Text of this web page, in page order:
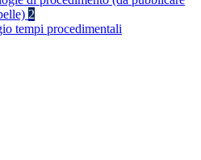
2
tempi procedimentali